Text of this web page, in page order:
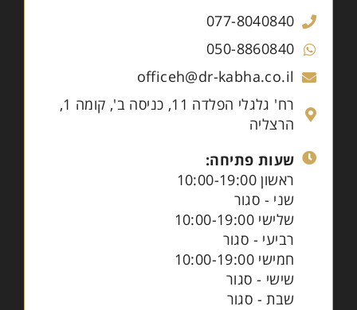
077-8040840
050-8860840
officeh@dr-kabha.co.il
רח' גלגלי הפלדה 11, כניסה ב', קומה 1,
הרצליה
שעות פתיחה:
ראשון 10:00-19:00
שני - סגור
שלישי 10:00-19:00
רביעי - סגור
חמישי 10:00-19:00
שישי - סגור
שבת - סגור